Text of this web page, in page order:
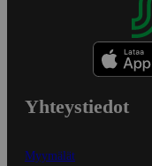
Yhteystiedot
Myymälät